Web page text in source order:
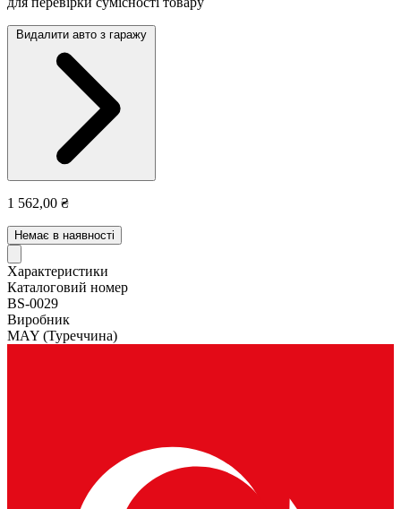
Видалити авто з гаражу
1 562,00 ₴
Немає в наявності
Характеристики
Каталоговий номер
BS-0029
Виробник
MAY (Туреччина)